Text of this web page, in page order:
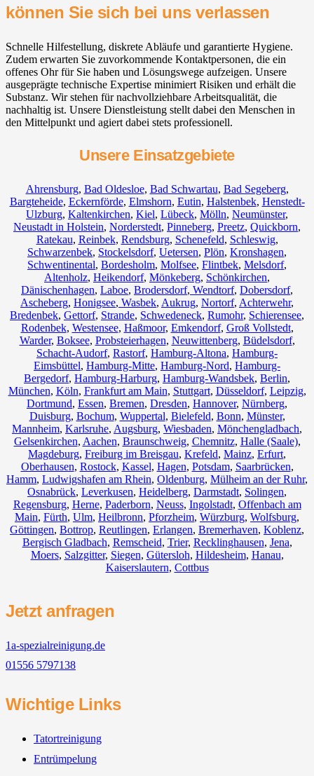
können Sie sich bei uns verlassen
Schnelle Hilfestellung, diskrete Abläufe und garantierte Hygiene.
Zudem erwarten Sie zuvorkommende Kontaktpersonen, die ein
offenes Ohr für Sie haben und Lösungswege aufzeigen. Unsere
ausgeprägte technische Expertise minimiert Risiken und erhält die
Substanz. Wir stehen für nachvollziehbare Arbeitsqualität, die
nachhaltig ist. Unsere Dienstleistung stellt dabei den Menschen in
den Mittelpunkt und agiert dabei stets professionell.
Unsere Einsatzgebiete
Ahrensburg, Bad Oldesloe, Bad Schwartau, Bad Segeberg,
Bargteheide, Eckernförde, Elmshorn, Eutin, Halstenbek, Henstedt-
Ulzburg, Kaltenkirchen, Kiel, Lübeck, Mölln, Neumünster,
Neustadt in Holstein, Norderstedt, Pinneberg, Preetz, Quickborn,
Ratekau, Reinbek, Rendsburg, Schenefeld, Schleswig,
Schwarzenbek, Stockelsdorf, Uetersen, Plön, Kronshagen,
Schwentinental, Bordesholm, Molfsee, Flintbek, Melsdorf,
Altenholz, Heikendorf, Mönkeberg, Schönkirchen,
Dänischenhagen, Laboe, Brodersdorf, Wendtorf, Dobersdorf,
Ascheberg, Honigsee, Wasbek, Aukrug, Nortorf, Achterwehr,
Bredenbek, Gettorf, Strande, Schwedeneck, Rumohr, Schierensee,
Rodenbek, Westensee, Haßmoor, Emkendorf, Groß Vollstedt,
Warder, Boksee, Probsteierhagen, Neuwittenberg, Büdelsdorf,
Schacht-Audorf, Rastorf, Hamburg-Altona, Hamburg-
Eimsbüttel, Hamburg-Mitte, Hamburg-Nord, Hamburg-
Bergedorf, Hamburg-Harburg, Hamburg-Wandsbek, Berlin,
München, Köln, Frankfurt am Main, Stuttgart, Düsseldorf, Leipzig,
Dortmund, Essen, Bremen, Dresden, Hannover, Nürnberg,
Duisburg, Bochum, Wuppertal, Bielefeld, Bonn, Münster,
Mannheim, Karlsruhe, Augsburg, Wiesbaden, Mönchengladbach,
Gelsenkirchen, Aachen, Braunschweig, Chemnitz⁠, Halle (Saale),
Magdeburg, Freiburg im Breisgau, Krefeld, Mainz, Erfurt,
Oberhausen, Rostock, Kassel, Hagen, Potsdam, Saarbrücken,
Hamm, Ludwigshafen am Rhein, Oldenburg, Mülheim an der Ruhr,
Osnabrück, Leverkusen, Heidelberg, Darmstadt, Solingen,
Regensburg, Herne, Paderborn, Neuss, Ingolstadt, Offenbach am
Main, Fürth, Ulm, Heilbronn, Pforzheim, Würzburg, Wolfsburg,
Göttingen, Bottrop, Reutlingen, Erlangen, Bremerhaven, Koblenz,
Bergisch Gladbach, Remscheid, Trier, Recklinghausen, Jena,
Moers, Salzgitter, Siegen, Gütersloh, Hildesheim, Hanau,
Kaiserslautern, Cottbus
Jetzt anfragen
1a-spezialreinigung.de
01556 5797138
Wichtige Links
Tatortreinigung
Entrümpelung